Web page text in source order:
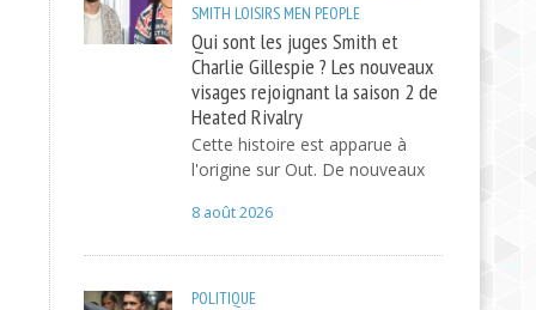
SMITH LOISIRS MEN PEOPLE
Qui sont les juges Smith et
Charlie Gillespie ? Les nouveaux
visages rejoignant la saison 2 de
Heated Rivalry
Cette histoire est apparue à
l'origine sur Out. De nouveaux
8 août 2026
POLITIQUE